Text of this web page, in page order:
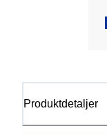
Produktdetaljer